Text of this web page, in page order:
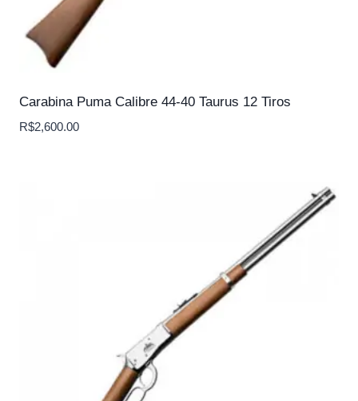
Carabina Puma Calibre 44-40 Taurus 12 Tiros
R$2,600.00